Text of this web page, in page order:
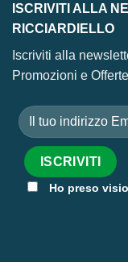
ISCRIVITI ALLA
RICCIARDIELLO
Iscriviti alla
Promozioni e
Ho preso